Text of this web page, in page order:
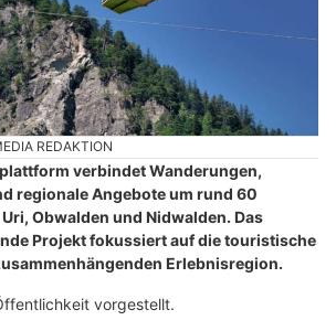
REDAKTION
verbindet Wanderungen,
regionale Angebote um rund 60
Obwalden und Nidwalden. Das
Projekt fokussiert auf die touristische
Erlebnisregion.
vorgestellt.